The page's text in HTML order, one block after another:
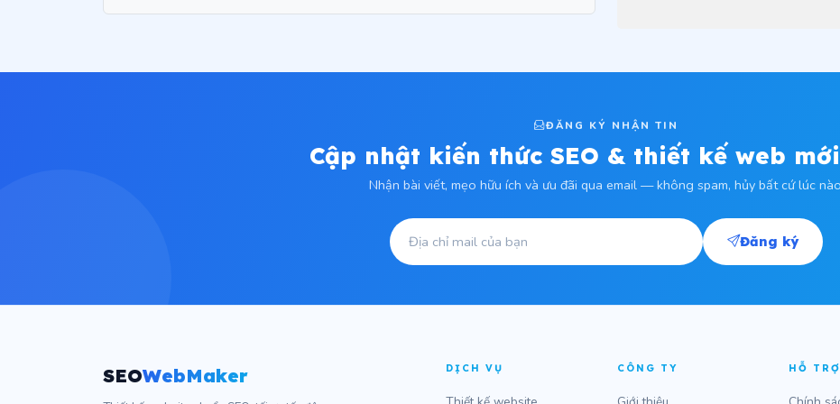
ĐĂNG KÝ NHẬN TIN
Cập nhật kiến thức SEO & thiết kế web
Nhận bài viết, mẹo hữu ích và ưu đãi qua email — không spam, hủy bất cứ lúc
Đăng ký
SEOWebMaker DỊCH VỤ CÔNG TY HỖ TRỢ